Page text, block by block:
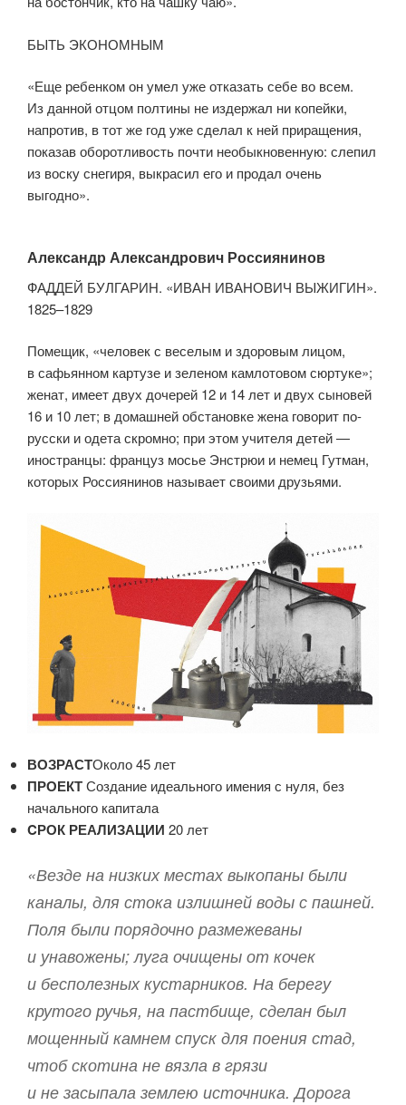
БЫТЬ ЭКОНОМНЫМ
«Еще ребенком он умел уже отказать себе во всем.
Из данной отцом полтины не издержал ни копейки,
напротив, в тот же год уже сделал к ней прира­щения,
показав оборотливость почти необыкновенную: слепил
из воску снегиря, выкрасил его и продал очень
выгодно».
Александр Александрович Россиянинов
ФАДДЕЙ БУЛГАРИН. «ИВАН ИВАНОВИЧ ВЫЖИГИН».
1825–1829
Помещик, «человек с веселым и здоровым лицом,
в сафьянном картузе и зеленом камлотовом сюртуке»;
женат, имеет двух дочерей 12 и 14 лет и двух сыновей
16 и 10 лет; в домашней обстановке жена говорит по-
русски и одета скромно; при этом учителя детей —
иностранцы: француз мосье Энстрюи и немец Гутман,
которых Россиянинов называет своими друзьями.
ВОЗРАСТОколо 45 лет
ПРОЕКТСоздание идеального имения с нуля, без
начального капитала
CРОК РЕАЛИЗАЦИИ 20 лет
«Везде на низких местах выкопаны были
каналы, для стока излишней воды с пашней.
Поля были порядочно размежеваны
и унавожены; луга очищены от кочек
и бесполезных кустарников. На берегу
крутого ручья, на пастбище, сделан был
мощенный камнем спуск для поения стад,
чтоб скотина не вязла в грязи
и не засыпала землею источника. Дорога